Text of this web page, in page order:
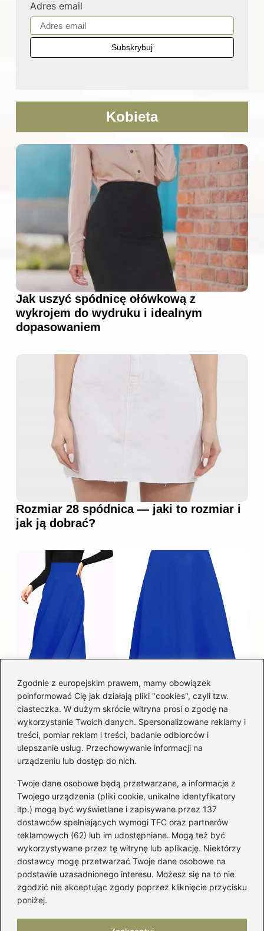
Zgodnie z europejskim prawem, mamy obowiązek
poinformować Cię jak działają pliki "cookies", czyli tzw.
ciasteczka. W dużym skrócie witryna prosi o zgodę na
wykorzystanie Twoich danych. Spersonalizowane reklamy i
treści, pomiar reklam i treści, badanie odbiorców i
ulepszanie usług. Przechowywanie informacji na
urządzeniu lub dostęp do nich.
Twoje dane osobowe będą przetwarzane, a informacje z
Twojego urządzenia (pliki cookie, unikalne identyfikatory
itp.) mogą być wyświetlane i zapisywane przez 137
dostawców spełniających wymogi TFC oraz partnerów
reklamowych (62) lub im udostępniane. Mogą też być
wykorzystywane przez tę witrynę lub aplikację. Niektórzy
dostawcy mogę przetwarzać Twoje dane osobowe na
podstawie uzasadnionego interesu. Możesz się na to nie
zgodzić nie akceptując zgody poprzez kliknięcie przycisku
poniżej.
Adres email
Kobieta
Jak uszyć spódnicę ołówkową z
wykrojem do wydruku i idealnym
dopasowaniem
Rozmiar 28 spódnica — jaki to rozmiar i
jak ją dobrać?
Łatwy sposób jak skrócić spódnicę z
półkoła w domu
Kategorie
Akcesoria(29)
Buty(221)
Dodatki(59)
Dziecko(100)
Kobieta(39)
Moda(109)
Styl(2)